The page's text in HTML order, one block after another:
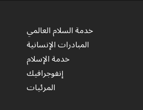
خدمة السلام العالمي
المبادرات الإنسانية
خدمة الإسلام
إنفوجرافيك
المرئيات